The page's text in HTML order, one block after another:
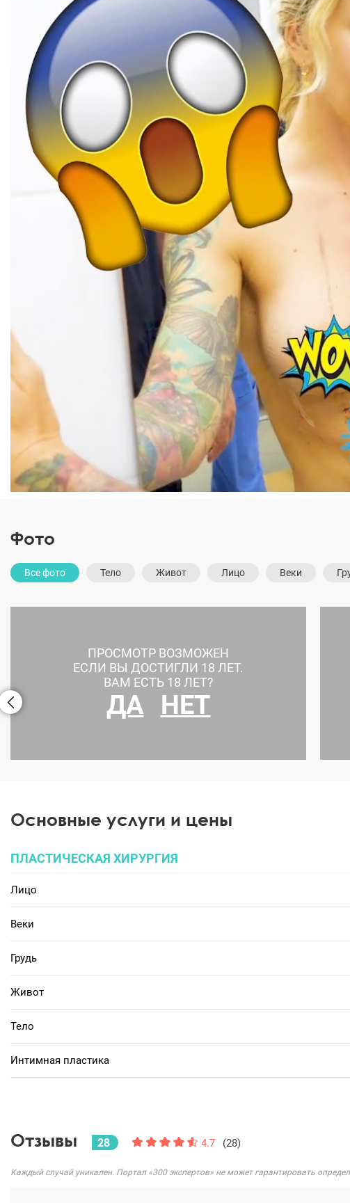
Фото
Все фото Тело Живот Лицо Веки
ПРОСМОТР ВОЗМОЖЕН
ЕСЛИ ВЫ ДОСТИГЛИ 18 ЛЕТ.
ВАМ ЕСТЬ 18 ЛЕТ?
ДА НЕТ
Основные услуги и цены
ПЛАСТИЧЕСКАЯ ХИРУРГИЯ
Лицо
Веки
Грудь
Живот
Тело
Интимная пластика
Отзывы 28 4.7 (28)
Каждый случай уникален. Портал «300 экспертов» не может гарантировать